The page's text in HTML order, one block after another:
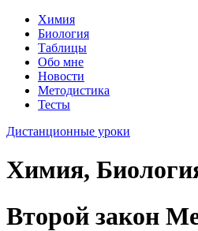
Химия
Биология
Таблицы
Обо мне
Новости
Методистика
Тесты
Дистанционные уроки
Химия,
Второй закон